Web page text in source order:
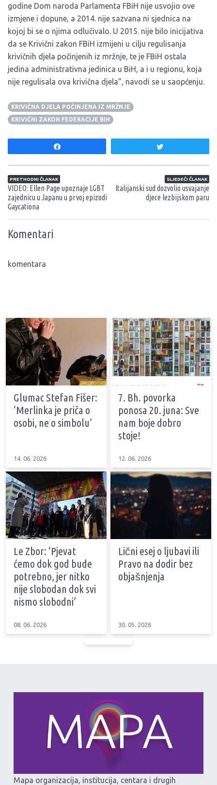
godine Dom naroda Parlamenta FBiH nije usvojio ove
izmjene i dopune, a 2014. nije sazvana ni sjednica na
kojoj bi se o njima odlučivalo. U 2015. nije bilo inicijativa
da se Krivični zakon FBiH izmijeni u cilju regulisanja
krivičnih djela počinjenih iz mržnje, te je FBiH ostala
jedina administrativna jedinica u BiH, a i u regionu, koja
nije regulisala ova krivična djela”, navodi se u saopćenju.
KRIVIČNA DJELA POČINJENA IZ MRŽNJE
KRIVIČNI ZAKON FEDERACIJE BIH
Navigacija članaka
PRETHODNI ČLANAK
VIDEO: Ellen Page upoznaje LGBT
zajednicu u Japanu u prvoj epizodi
Gaycationa
SLJEDEĆI ČLANAK
Italijanski sud dozvolio usvajanje
djece lezbijskom paru
Komentari
komentara
Glumac Stefan Fišer:
‘Merlinka je priča o
osobi, ne o simbolu’
14. 06. 2026
7. Bh. povorka
ponosa 20. juna: Sve
nam boje dobro
stoje!
12. 06. 2026
Le Zbor: ‘Pjevat
ćemo dok god bude
potrebno, jer nitko
nije slobodan dok svi
nismo slobodni’
08. 06. 2026
Lični esej o ljubavi ili
Pravo na dodir bez
objašnjenja
30. 05. 2026
Mapa organizacija, institucija, centara i drugih